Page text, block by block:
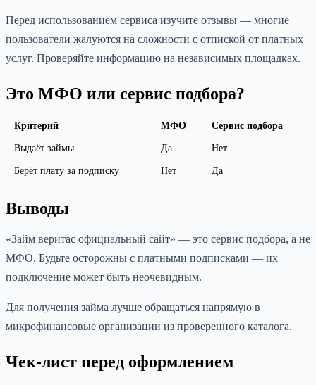
Перед использованием сервиса изучите отзывы — многие
пользователи жалуются на сложности с отпиской от платных
услуг. Проверяйте информацию на независимых площадках.
Это МФО или сервис подбора?
Критерий МФО Сервис подбора
Выдаёт займы Да Нет
Берёт плату за подписку Нет Да
Выводы
«Займ веритас официальный сайт» — это сервис подбора, а не
МФО. Будьте осторожны с платными подписками — их
подключение может быть неочевидным.
Для получения займа лучше обращаться напрямую в
микрофинансовые организации из проверенного каталога.
Чек-лист перед оформлением